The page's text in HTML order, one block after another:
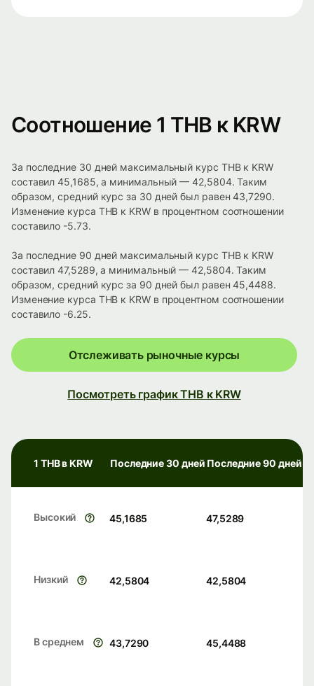
Соотношение 1 THB к KRW
За последние 30 дней максимальный курс THB к KRW
составил 45,1685, а минимальный — 42,5804. Таким
образом, средний курс за 30 дней был равен 43,7290.
Изменение курса THB к KRW в процентном соотношении
составило -5.73.
За последние 90 дней максимальный курс THB к KRW
составил 47,5289, а минимальный — 42,5804. Таким
образом, средний курс за 90 дней был равен 45,4488.
Изменение курса THB к KRW в процентном соотношении
составило -6.25.
Отслеживать рыночные курсы
Посмотреть график THB к KRW
1 THB в KRW Последние 30 дней Последние 90 дней
Высокий 45,1685 47,5289
Низкий 42,5804 42,5804
В среднем 43,7290 45,4488